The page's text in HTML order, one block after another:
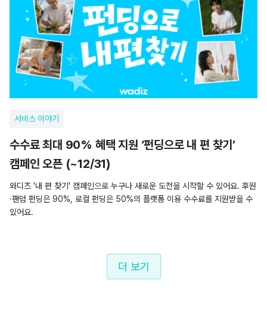
서비스 이야기
수수료 최대 90% 혜택 지원 ‘펀딩으로 내 편 찾기’
캠페인 오픈 (~12/31)
와디즈 '내 편 찾기' 캠페인으로 누구나 새로운 도전을 시작할 수 있어요. 후원
·팬덤 펀딩은 90%, 로컬 펀딩은 50%의 플랫폼 이용 수수료를 지원받을 수
있어요.
더 보기